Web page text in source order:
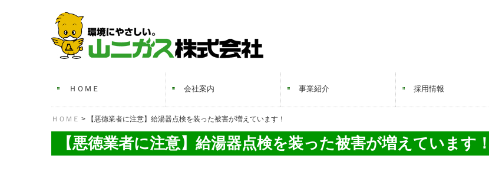
ＨＯＭＥ 会社案内
ご挨拶・会社概要
沿革
許認可・資格
事業所案内
事業紹介 採用情報
ＨＯＭＥ 【悪徳業者に注意】給湯器点検を装った被害が増えています！
【悪徳業者に注意】給湯器点検を装った被害が増えています！